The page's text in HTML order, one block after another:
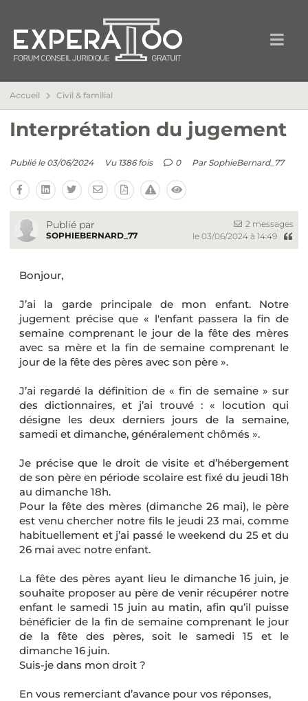
Accueil Civil & familial
Interprétation du jugement
Publié le 03/06/2024 Vu 1386 fois 0 Par SophieBernard_77
Publié par
SOPHIEBERNARD_77
2 messages
le 03/06/2024 à 14:49
Bonjour,
J’ai la garde principale de mon enfant. Notre
jugement précise que « l'enfant passera la fin de
semaine comprenant le jour de la fête des mères
avec sa mère et la fin de semaine comprenant le
jour de la fête des pères avec son père ».
J’ai regardé la définition de « fin de semaine » sur
des dictionnaires, et j’ai trouvé : « locution qui
désigne les deux derniers jours de la semaine,
samedi et dimanche, généralement chômés ».
Je précise que le droit de visite et d’hébergement
de son père en période scolaire est fixé du jeudi 18h
au dimanche 18h.
Pour la fête des mères (dimanche 26 mai), le père
est venu chercher notre fils le jeudi 23 mai, comme
habituellement et j’ai passé le weekend du 25 et du
26 mai avec notre enfant.
La fête des pères ayant lieu le dimanche 16 juin, je
souhaite proposer au père de venir récupérer notre
enfant le samedi 15 juin au matin, afin qu’il puisse
bénéficier de la fin de semaine comprenant le jour
de la fête des pères, soit le samedi 15 et le
dimanche 16 juin.
Suis-je dans mon droit ?
En vous remerciant d’avance pour vos réponses,